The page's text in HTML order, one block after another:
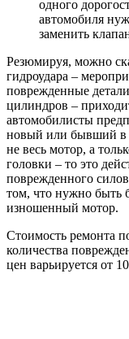
одного
автомобиля
заменить
Резюмируя, можно
гидроудара –
поврежденные
цилиндров –
автомобилисты
новый или бывший в
не весь мотор, а
головки – то это
поврежденного
том, что нужно быть
изношенный мотор.
Стоимость ремонта
количества
цен варьируется от